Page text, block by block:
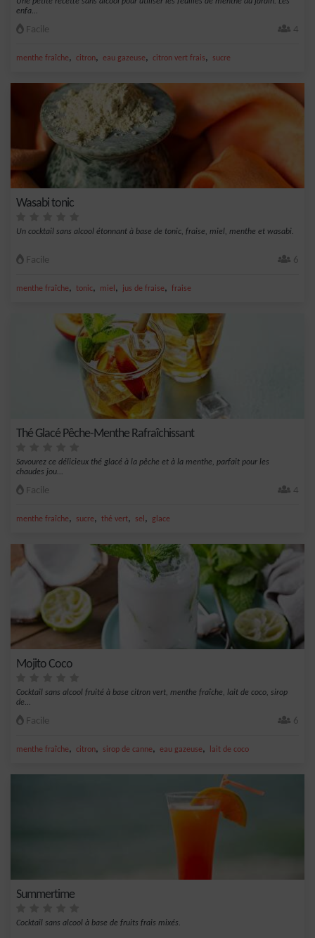
enfa...
Facile 4
menthe fraîche, citron, eau gazeuse, citron vert frais, sucre
Wasabi tonic
Un cocktail sans alcool étonnant à base de tonic, fraise, miel, menthe et wasabi.
Facile 6
menthe fraîche, tonic, miel , jus de fraise, fraise
Thé Glacé Pêche-Menthe Rafraîchissant
Savourez ce délicieux thé glacé à la pêche et à la menthe, parfait pour les
chaudes jou...
Facile 4
menthe fraîche, sucre, thé vert, sel , glace
Mojito Coco
Cocktail sans alcool fruité à base citron vert, menthe fraîche, lait de coco, sirop
de...
Facile 6
menthe fraîche, citron, sirop de canne, eau gazeuse, lait de coco
Summertime
Cocktail sans alcool à base de fruits frais mixés.